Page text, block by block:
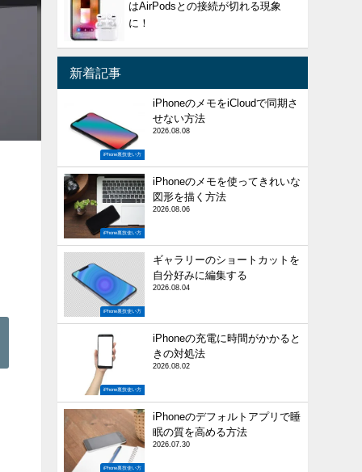
はAirPodsとの接続が切れる現象
に！
新着記事
iPhone裏技使い方
iPhoneのメモをiCloudで同期さ
せない方法
2026.08.08
iPhone裏技使い方
iPhoneのメモを使ってきれいな
図形を描く方法
2026.08.06
iPhone裏技使い方
ギャラリーのショートカットを
自分好みに編集する
2026.08.04
iPhone裏技使い方
iPhoneの充電に時間がかかると
きの対処法
2026.08.02
iPhone裏技使い方
iPhoneのデフォルトアプリで睡
眠の質を高める方法
2026.07.30